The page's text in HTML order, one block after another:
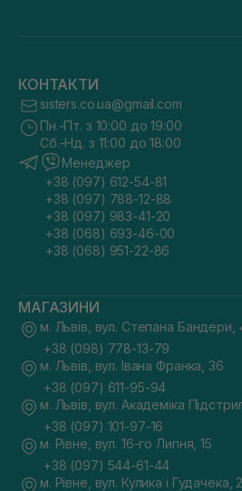
КОНТАКТИ
sisters.co.ua@gmail.com
Пн.-Пт. з 10:00 до 19:00
Сб.-Нд. з 11:00 до 18:00
Менеджер
+38 (097) 612-54-81
+38 (097) 788-12-88
+38 (097) 983-41-20
+38 (068) 693-46-00
+38 (068) 951-22-86
МАГАЗИНИ
м. Львів, вул. Степана Бандери,
+38 (098) 778-13-79
м. Львів, вул. Івана Франка, 36
+38 (097) 611-95-94
м. Львів, вул. Академіка
+38 (097) 101-97-16
м. Рівне, вул. 16-го Липня, 15
+38 (097) 544-61-44
м. Рівне, вул. Кулика і